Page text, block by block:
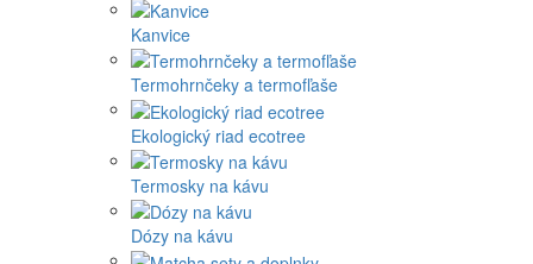
Kanvice
Termohrnčeky a termofľaše
Ekologický riad ecotree
Termosky na kávu
Dózy na kávu